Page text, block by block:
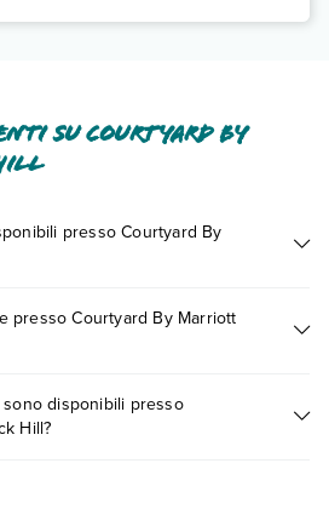
su Courtyard By
presso Courtyard By
Rock Hill. Scoprile tutte nella
presso Courtyard By Marriott
date, condizioni dell'hotel, ecc). Per
il motore di ricerca e scegli
disponibili presso
Hill?